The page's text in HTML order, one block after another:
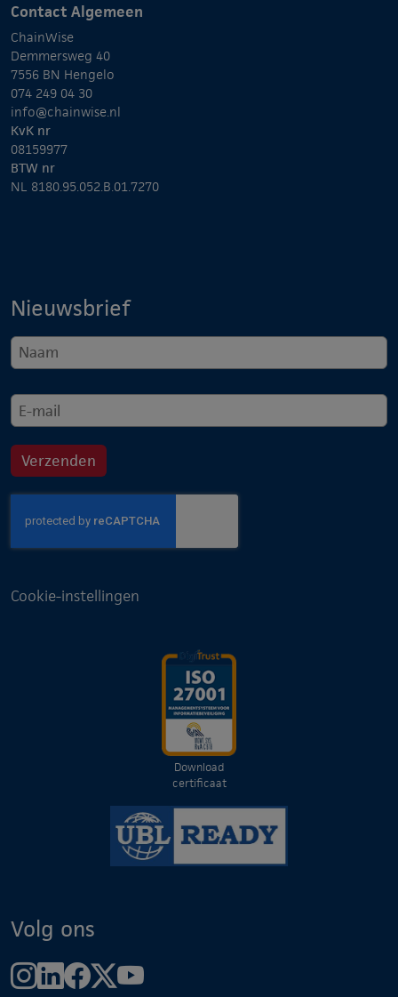
Contact Algemeen
ChainWise
Demmersweg 40
7556 BN Hengelo
074 249 04 30
info@chainwise.nl
KvK nr
08159977
BTW nr
NL 8180.95.052.B.01.7270
Nieuwsbrief
Cookie-instellingen
Download
certificaat
Volg ons